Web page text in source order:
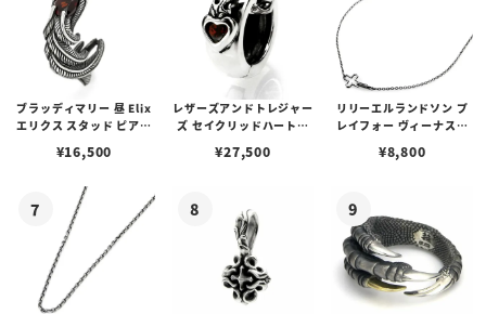
ブラッディマリー 昼 Elix
エリクス スタッド ピアス
¥16,500
レザーズアンドトレジャー
ズ セイクリッドハートピ
¥27,500
リリーエルランドソン プ
レイフォー ヴィーナスチ
¥8,800